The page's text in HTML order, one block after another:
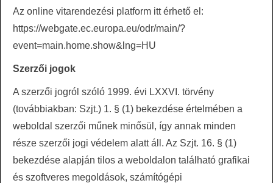
Az online vitarendezési platform itt érhető el:
https://webgate.ec.europa.eu/odr/main/?
event=main.home.show&lng=HU
Szerzői jogok
A szerzői jogról szóló 1999. évi LXXVI. törvény
(továbbiakban: Szjt.) 1. § (1) bekezdése értelmében a
weboldal szerzői műnek minősül, így annak minden
része szerzői jogi védelem alatt áll. Az Szjt. 16. § (1)
bekezdése alapján tilos a weboldalon található grafikai
és szoftveres megoldások, számítógépi